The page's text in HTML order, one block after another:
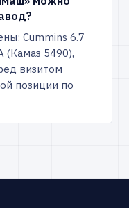
Cummins 6.7
(Камаз 5490),
визитом
позиции по